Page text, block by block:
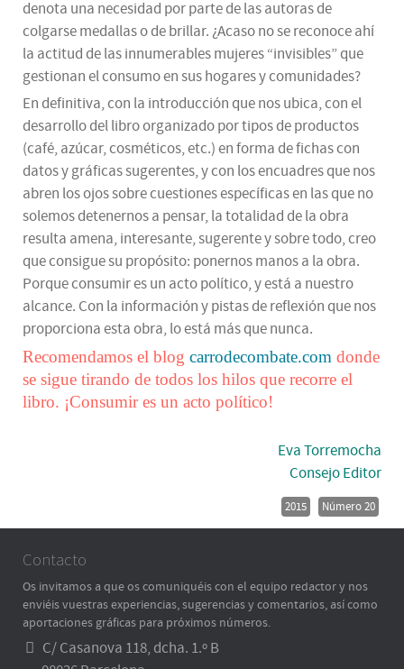
denota una necesidad por parte de las autoras de
colgarse medallas o de brillar. ¿Acaso no se reconoce ahí
la actitud de las innumerables mujeres “invisibles” que
gestionan el consumo en sus hogares y comunidades?
En definitiva, con la introducción que nos ubica, con el
desarrollo del libro organizado por tipos de productos
(café, azúcar, cosméticos, etc.) en forma de fichas con
datos y gráficas sugerentes, y con los encuadres que nos
abren los ojos sobre cuestiones específicas en las que no
solemos detenernos a pensar, la totalidad de la obra
resulta amena, interesante, sugerente y sobre todo, creo
que consigue su propósito: ponernos manos a la obra.
Porque consumir es un acto político, y está a nuestro
alcance. Con la información y pistas de reflexión que nos
proporciona esta obra, lo está más que nunca.
Recomendamos el blog carrodecombate.com donde
se sigue tirando de todos los hilos que recorre el
libro. ¡Consumir es un acto político!
Eva Torremocha
Consejo Editor
2015 Número 20
Contacto
Os invitamos a que os comuniquéis con el equipo redactor y nos
enviéis vuestras experiencias, sugerencias y comentarios, así como
aportaciones gráficas para próximos números.
C/ Casanova 118, dcha. 1.º B